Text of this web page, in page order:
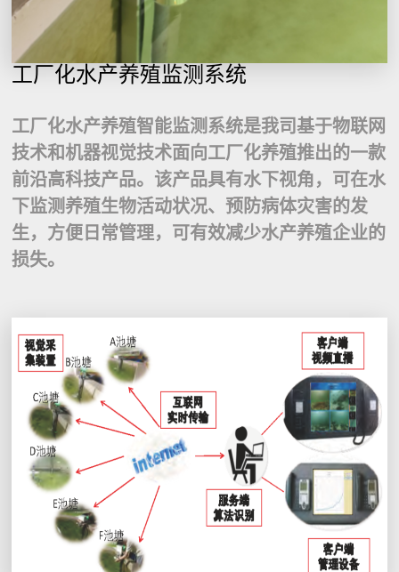
工厂化水产养殖监测系统
工厂化水产养殖智能监测系统是我司基于物联网
技术和机器视觉技术面向工厂化养殖推出的一款
前沿高科技产品。该产品具有水下视角，可在水
下监测养殖生物活动状况、预防病体灾害的发
生，方便日常管理，可有效减少水产养殖企业的
损失。